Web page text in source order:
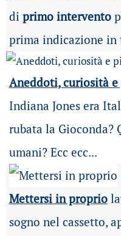
di primo intervento
prima indicazione
Aneddoti, curiosità
Indiana Jones era
rubata la
umani? Ecc ecc...
Mettersi in proprio
sogno nel cassetto,